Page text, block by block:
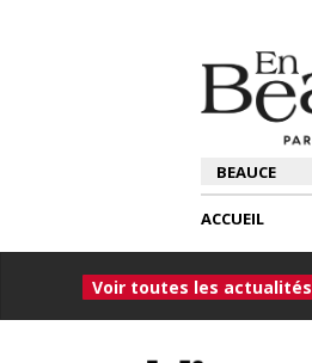
ACCUEIL
Voir toutes les actualités